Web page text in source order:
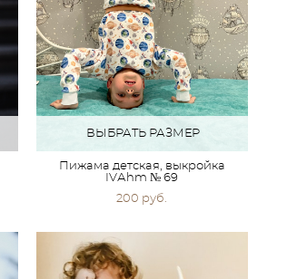
ВЫБРАТЬ РАЗМЕР
Пижама детская, выкройка
IVАhm № 69
200 pуб.